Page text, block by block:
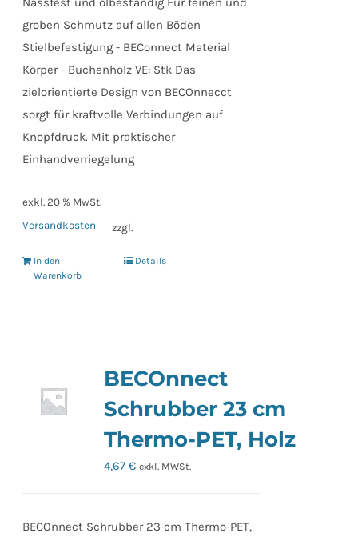
groben Schmutz auf allen Böden
Stielbefestigung - BEConnect Material
Körper - Buchenholz VE: Stk Das
zielorientierte Design von BECOnnecct
sorgt für kraftvolle Verbindungen auf
Knopfdruck. Mit praktischer
Einhandverriegelung
exkl. 20 % MwSt.
zzgl.
Versandkosten
In den
Warenkorb
Details
BECOnnect
Schrubber 23 cm
Thermo-PET, Holz
4,67€ exkl. MWSt.
BECOnnect Schrubber 23 cm Thermo-PET,